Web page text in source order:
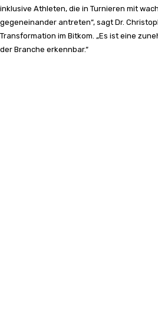
inklusive Athleten, die in Turnieren mit
gegeneinander antreten“, sagt Dr.
Transformation im Bitkom. „Es ist eine
der Branche erkennbar.“